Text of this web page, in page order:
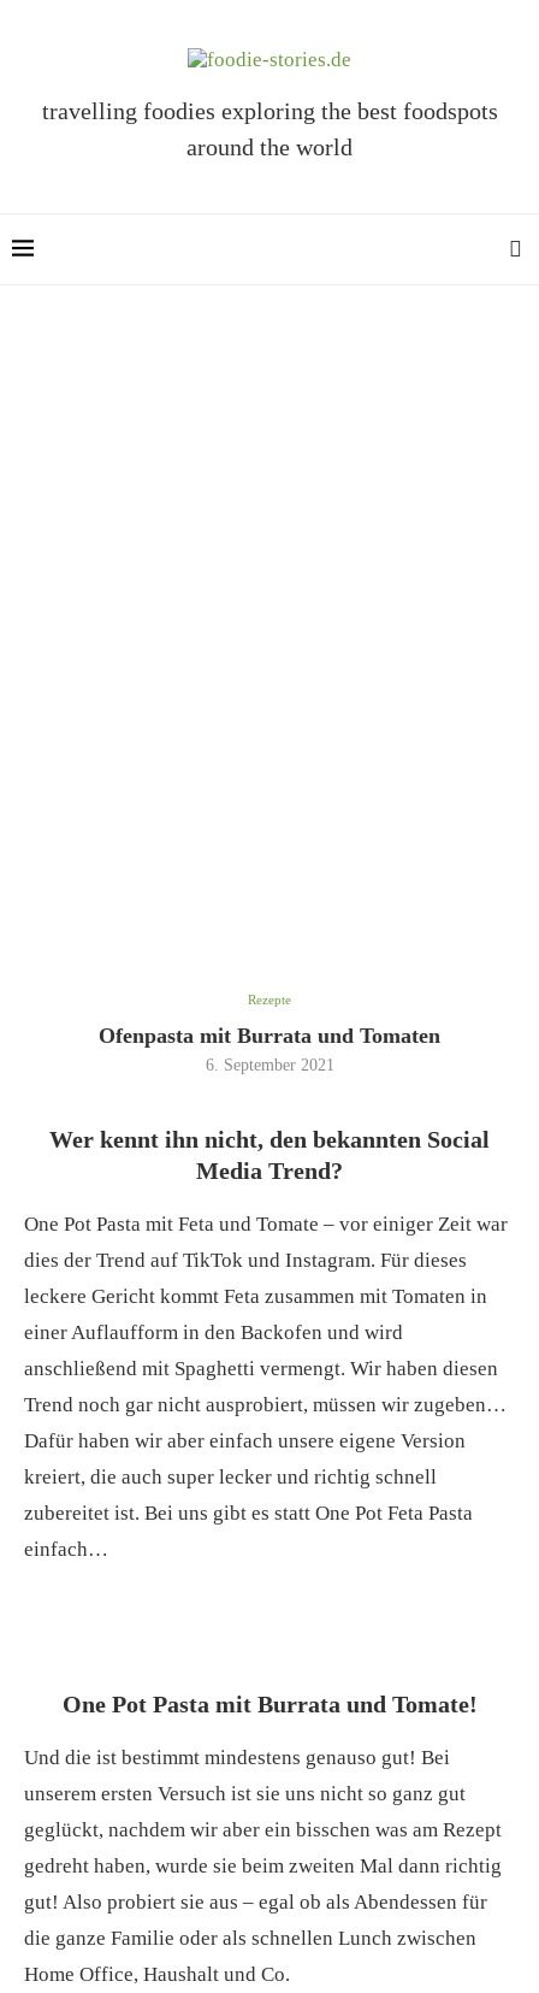
travelling foodies exploring the best foodspots
around the world
Rezepte
Ofenpasta mit Burrata und Tomaten
6. September 2021
Wer kennt ihn nicht, den bekannten Social
Media Trend?
One Pot Pasta mit Feta und Tomate – vor einiger Zeit war
dies der Trend auf TikTok und Instagram. Für dieses
leckere Gericht kommt Feta zusammen mit Tomaten in
einer Auflaufform in den Backofen und wird
anschließend mit Spaghetti vermengt. Wir haben diesen
Trend noch gar nicht ausprobiert, müssen wir zugeben…
Dafür haben wir aber einfach unsere eigene Version
kreiert, die auch super lecker und richtig schnell
zubereitet ist. Bei uns gibt es statt One Pot Feta Pasta
einfach…
One Pot Pasta mit Burrata und Tomate!
Und die ist bestimmt mindestens genauso gut! Bei
unserem ersten Versuch ist sie uns nicht so ganz gut
geglückt, nachdem wir aber ein bisschen was am Rezept
gedreht haben, wurde sie beim zweiten Mal dann richtig
gut! Also probiert sie aus – egal ob als Abendessen für
die ganze Familie oder als schnellen Lunch zwischen
Home Office, Haushalt und Co.